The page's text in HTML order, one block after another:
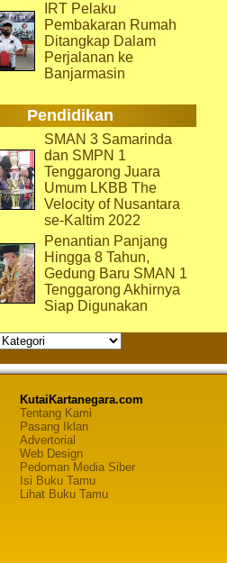
IRT Pelaku
Pembakaran Rumah
Ditangkap Dalam
Perjalanan ke
Banjarmasin
Pendidikan
SMAN 3 Samarinda
dan SMPN 1
Tenggarong Juara
Umum LKBB The
Velocity of Nusantara
se-Kaltim 2022
Penantian Panjang
Hingga 8 Tahun,
Gedung Baru SMAN 1
Tenggarong Akhirnya
Siap Digunakan
KutaiKartanegara.com
Tentang Kami
Pasang Iklan
Advertorial
Web Design
Pedoman Media Siber
Isi Buku Tamu
Lihat Buku Tamu